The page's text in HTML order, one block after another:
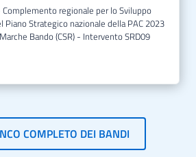
Complemento regionale per lo Sviluppo
Piano Strategico nazionale della PAC 2023
Bando (CSR) - Intervento SRD09
COMPLETO DEI BANDI